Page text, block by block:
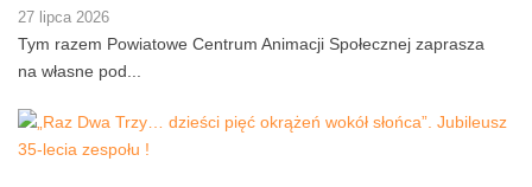
27 lipca 2026
Tym razem Powiatowe Centrum Animacji Społecznej zaprasza
na własne pod...